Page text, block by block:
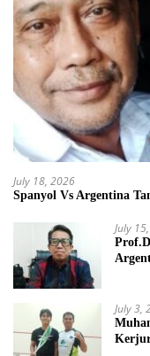
July 18, 2026
Spanyol Vs Argentina
July
July 3,